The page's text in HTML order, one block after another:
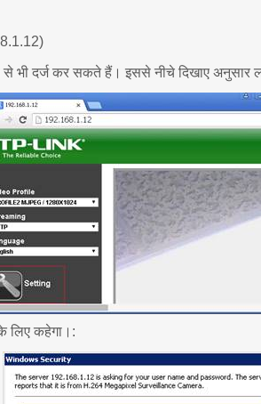
दर्ज कर सकते हैं। इससे नीचे दिखाए अनुसार
लिए कहेगा।: